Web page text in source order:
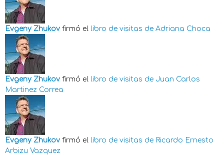
Evgeny Zhukov firmó el libro de visitas de Adriana Choca
Evgeny Zhukov firmó el libro de visitas de Juan Carlos
Martinez Correa
Evgeny Zhukov firmó el libro de visitas de Ricardo Ernesto
Arbizu Vazquez